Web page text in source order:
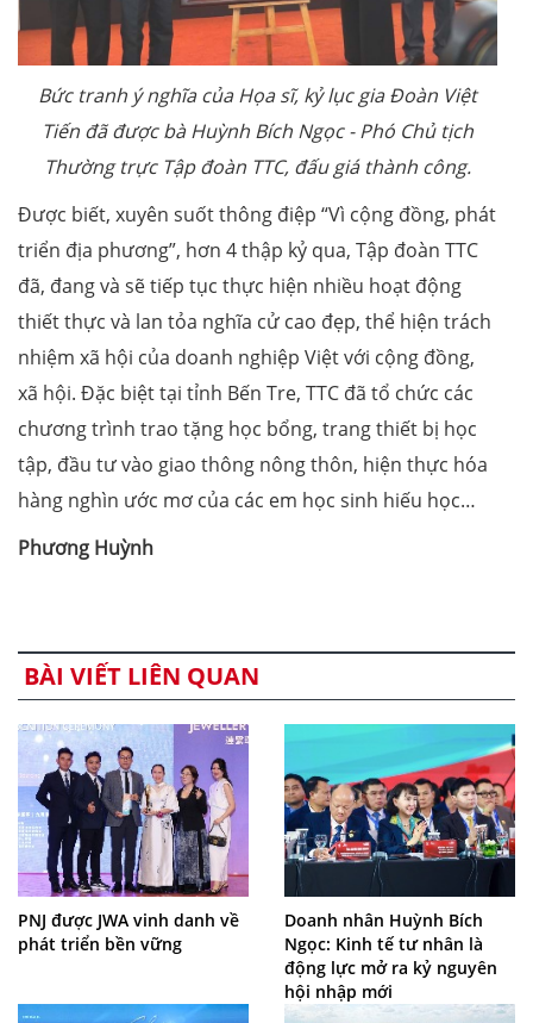
Bức tranh ý nghĩa của Họa sĩ, kỷ lục gia Đoàn Việt
Tiến đã được bà Huỳnh Bích Ngọc - Phó Chủ tịch
Thường trực Tập đoàn TTC, đấu giá thành công.
Được biết, xuyên suốt thông điệp “Vì cộng đồng, phát
triển địa phương”, hơn 4 thập kỷ qua, Tập đoàn TTC
đã, đang và sẽ tiếp tục thực hiện nhiều hoạt động
thiết thực và lan tỏa nghĩa cử cao đẹp, thể hiện trách
nhiệm xã hội của doanh nghiệp Việt với cộng đồng,
xã hội. Đặc biệt tại tỉnh Bến Tre, TTC đã tổ chức các
chương trình trao tặng học bổng, trang thiết bị học
tập, đầu tư vào giao thông nông thôn, hiện thực hóa
hàng nghìn ước mơ của các em học sinh hiếu học…
Phương Huỳnh
BÀI VIẾT LIÊN QUAN
PNJ được JWA vinh danh về
phát triển bền vững
Doanh nhân Huỳnh Bích
Ngọc: Kinh tế tư nhân là
động lực mở ra kỷ nguyên
hội nhập mới